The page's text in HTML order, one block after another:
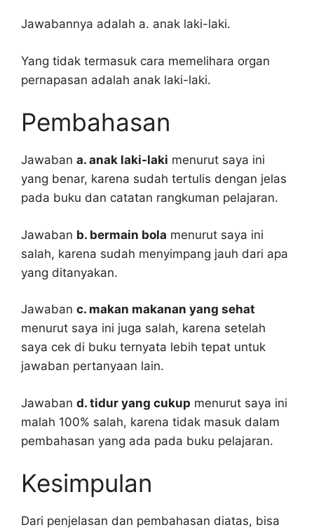
Jawabannya adalah a. anak laki-laki.
Yang tidak termasuk cara memelihara organ
pernapasan adalah anak laki-laki.
Pembahasan
Jawaban a. anak laki-laki menurut saya ini
yang benar, karena sudah tertulis dengan jelas
pada buku dan catatan rangkuman pelajaran.
Jawaban b. bermain bola menurut saya ini
salah, karena sudah menyimpang jauh dari apa
yang ditanyakan.
Jawaban c. makan makanan yang sehat
menurut saya ini juga salah, karena setelah
saya cek di buku ternyata lebih tepat untuk
jawaban pertanyaan lain.
Jawaban d. tidur yang cukup menurut saya ini
malah 100% salah, karena tidak masuk dalam
pembahasan yang ada pada buku pelajaran.
Kesimpulan
Dari penjelasan dan pembahasan diatas, bisa